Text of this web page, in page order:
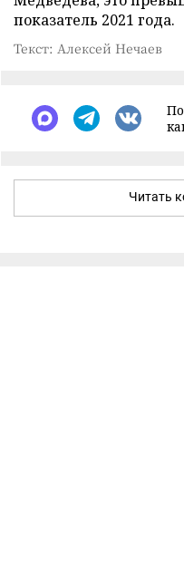
показатель 2021 года.
Текст: Алексей Нечаев
Читать